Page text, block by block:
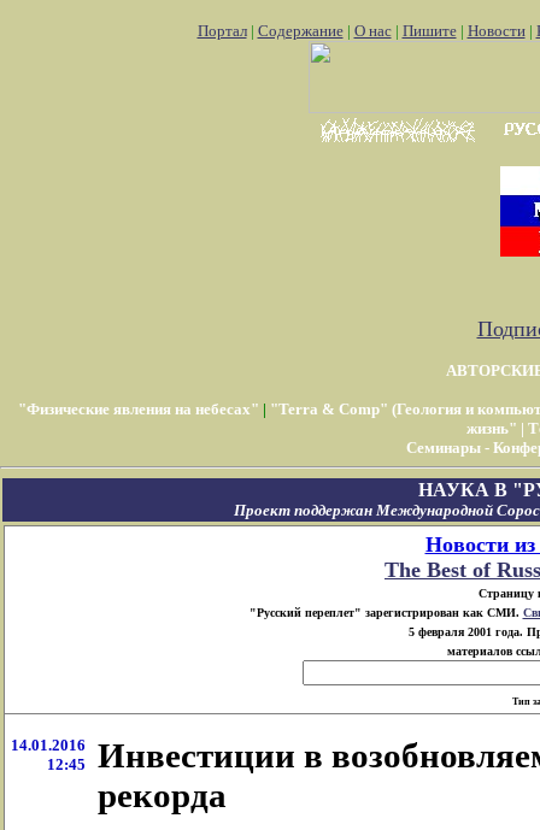
Портал| Содержание| О нас| Пишите| Новости|
"Физические явления на небесах" | "Terra & Comp" (Геология и
жизнь" |
Семинары -
НАУКА В
Проект поддержан Международной
Новости
The Best of
Страницу
"Русский переплет" зарегистрирован как СМИ.
5 февраля 2001 года.
материалов
Тип
14.01.2016
12:45
Инвестиции в
рекорда